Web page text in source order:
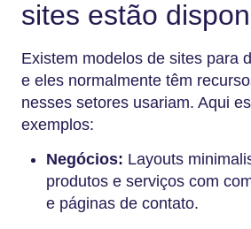
sites estão
Existem modelos de sites para
e eles normalmente têm
nesses setores usariam. Aqui
exemplos:
Negócios: Layouts
produtos e serviços com
e páginas de contato.